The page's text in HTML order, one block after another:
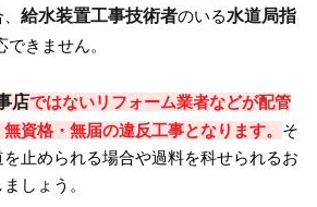
、給水装置工事技術者のいる水道局指
きません。
店ではないリフォーム業者などが配管
資格・無届の違反工事となります。 そ
止められる場合や過料を科せられるお
しょう。